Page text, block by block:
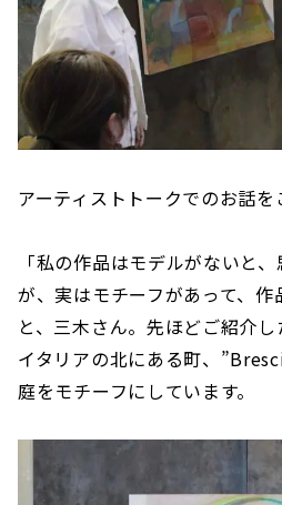
アーティストトークでのお話を
「私の作品はモデルがないと
が、実はモチーフがあって、作
と、三木さん。先ほどご紹介
イタリアの北にある町、
庭をモチーフにしています。